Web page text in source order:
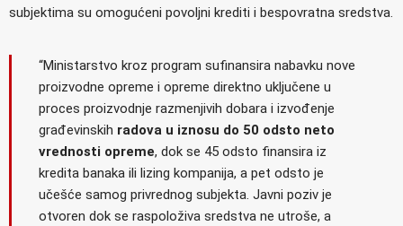
subjektima su omogućeni povoljni krediti i bespovratna sredstva.
“Ministarstvo kroz program sufinansira nabavku nove
proizvodne opreme i opreme direktno uključene u
proces proizvodnje razmenjivih dobara i izvođenje
građevinskih radova u iznosu do 50 odsto neto
vrednosti opreme, dok se 45 odsto finansira iz
kredita banaka ili lizing kompanija, a pet odsto je
učešće samog privrednog subjekta. Javni poziv je
otvoren dok se raspoloživa sredstva ne utroše, a